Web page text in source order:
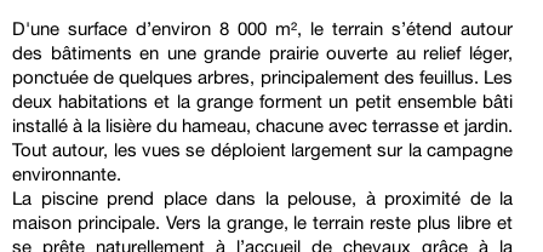
D'une surface d’environ 8 000 m², le terrain s’étend autour
des bâtiments en une grande prairie ouverte au relief léger,
ponctuée de quelques arbres, principalement des feuillus. Les
deux habitations et la grange forment un petit ensemble bâti
installé à la lisière du hameau, chacune avec terrasse et jardin.
Tout autour, les vues se déploient largement sur la campagne
environnante.
La piscine prend place dans la pelouse, à proximité de la
maison principale. Vers la grange, le terrain reste plus libre et
se prête naturellement à l’accueil de chevaux grâce à la